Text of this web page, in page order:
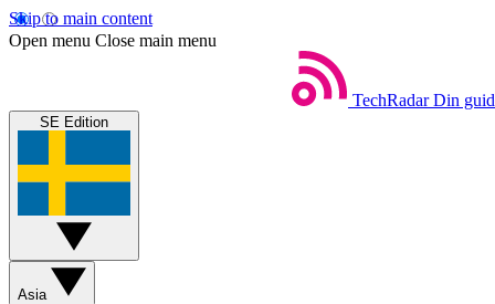
Skip to main content
Open menu Close main menu
TechRadar Din
SE Edition
Asia